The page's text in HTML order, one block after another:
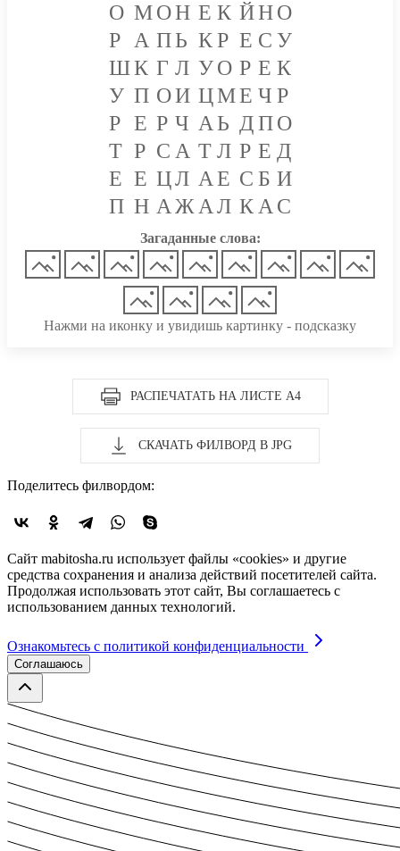
О М ОН Е К ЙН О
Р А ПЬ К Р Е С У
ШК Г Л У О Р Е К
У П ОИ ЦМЕ Ч Р
Р Е Р Ч АЬ Д П О
Т Р С А Т Л Р Е Д
Е Е ЦЛ АЕ С Б И
П Н АЖАЛ К А С
Загаданные слова:
Нажми на иконку и увидишь картинку - подсказку
РАСПЕЧАТАТЬ НА ЛИСТЕ А4
СКАЧАТЬ ФИЛВОРД В JPG
Поделитесь филвордом:
Сайт mabitosha.ru использует файлы «cookies» и другие
средства сохранения и анализа действий посетителей сайта.
Продолжая использовать этот сайт, Вы соглашаетесь с
использованием данных технологий.
Ознакомьтесь с политикой конфиденциальности
Соглашаюсь